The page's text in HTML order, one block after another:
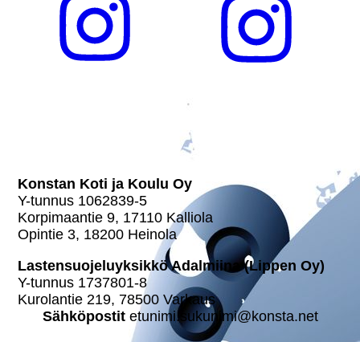
Konstan Koti ja Koulu Oy
Y-tunnus 1062839-5
Kor­pi­maan­tie 9, 17110 Kalliola
Opintie 3, 18200 Heinola
Las­ten­suo­je­lu­yk­sik­kö Adalmiina (Lippen Oy)
Y-tunnus 1737801-8
Kurolantie 219, 78500 Varkaus
Säh­kö­pos­tit etunimi.sukunimi@konsta.net